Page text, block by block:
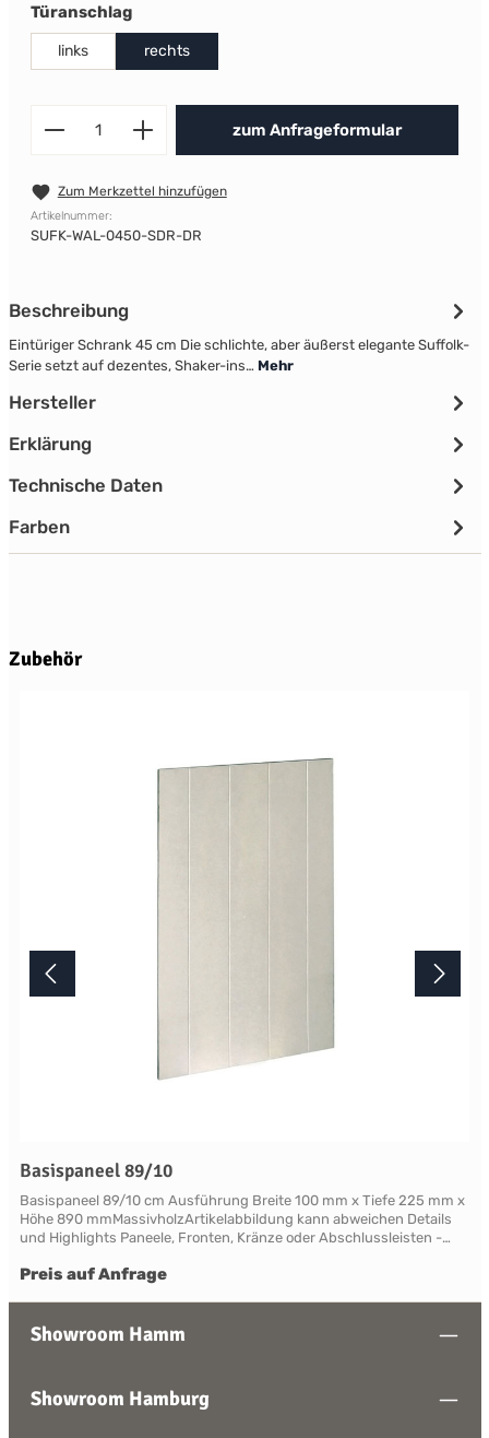
Türanschlagauswählen
links rechts
Produkt Anzahl: Gib den
zum Anfrageformular
Zum Merkzettel hinzufügen
Artikelnummer:
SUFK-WAL-0450-SDR-DR
Beschreibung
Eintüriger Schrank 45 cm Die schlichte, aber äußerst elegante Suffolk-
Serie setzt auf dezentes, Shaker-ins… Mehr
Hersteller
Erklärung
Technische Daten
Farben
Produktgalerie überspringen
Zubehör
Basispaneel 89/10
Basispaneel 89/10 cm Ausführung Breite 100 mm x Tiefe 225 mm x
Höhe 890 mmMassivholzArtikelabbildung kann abweichen Details
und Highlights Paneele, Fronten, Kränze oder Abschlussleisten -
Modellen mit variablen Ausstattungen und DimensionenNahezu
Service Die Palette der eleganten, handwerklichen Lackfarben von
mischen. Jedes Möbelstück von Neptune kann in Ihrem
Wunschfarbton aus der Neptune Farbkollektion gestrichen werden -
Preis auf Anfrage
Showroom Hamm
Showroom Hamburg